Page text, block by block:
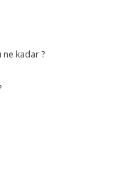
ne kadar ?